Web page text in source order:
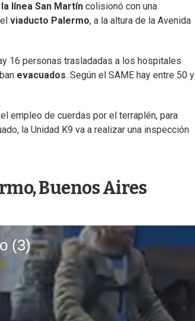
línea San Martín colisionó con una
viaducto Palermo, a la altura de la Avenida
16 personas trasladadas a los hospitales
evacuados. Según el SAME hay entre 50 y
empleo de cuerdas por el terraplén, para
la Unidad K9 va a realizar una inspección
Buenos Aires